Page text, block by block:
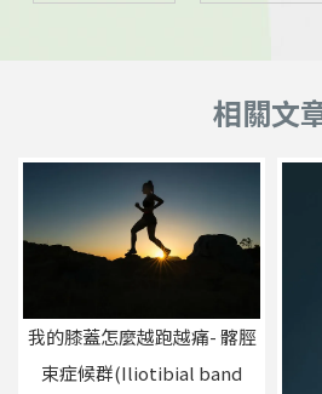
我的膝蓋怎麼越跑越痛- 髂脛
束症候群(Iliotibial band